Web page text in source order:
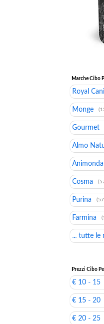
Marche Cibo
Royal
Monge
Gourmet
Almo
Animonda
Cosma
Purina
Farmina
... tutte le
Prezzi Cibo
€ 10 - 15
€ 15 - 20
€ 20 - 25